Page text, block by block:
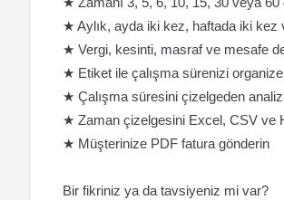
★ Aylık, ayda iki kez, haftada iki kez
★ Vergi, kesinti, masraf ve mesafe
★ Etiket ile çalışma sürenizi
★ Çalışma süresini çizelgeden
★ Zaman çizelgesini Excel, CSV ve
★ Müşterinize PDF fatura gönderin
Bir fikriniz ya da tavsiyeniz mi var?